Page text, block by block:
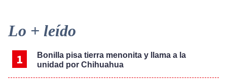
Primary
Sidebar
Lo + leído
Bonilla pisa tierra menonita y llama a la
unidad por Chihuahua